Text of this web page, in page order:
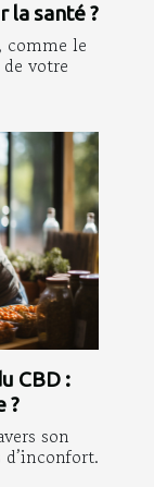
la santé ?
comme le
votre
CBD :
?
son